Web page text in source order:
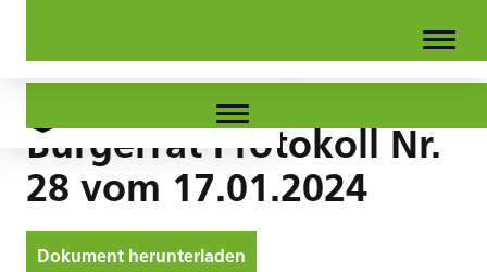
Bürgerrat Protokoll Nr.
28 vom 17.01.2024
Dokument herunterladen